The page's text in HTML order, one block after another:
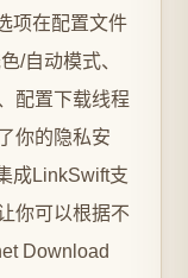
项在配置文件
/自动模式、
配置下载线程
你的隐私安
成LinkSwift支
你可以根据不
Download